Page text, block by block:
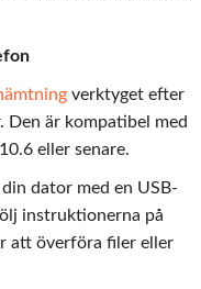
verktyget efter
är kompatibel med
eller senare.
dator med en USB-
instruktionerna på
att överföra filer eller